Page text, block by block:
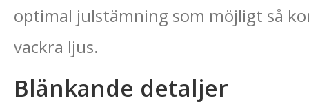
optimal julstämning som möjligt så
vackra ljus.
Blänkande detaljer